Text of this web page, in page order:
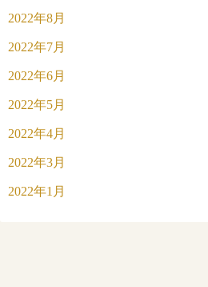
2022年8月
2022年7月
2022年6月
2022年5月
2022年4月
2022年3月
2022年1月